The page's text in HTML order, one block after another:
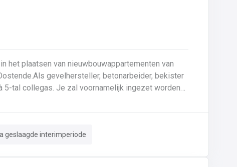
het plaatsen van nieuwbouwappartementen van
gevelhersteller, betonarbeider, bekister
tal collegas. Je zal voornamelijk ingezet worden
crepi bepleistering steenstrips hout
Beton is je 2de natuur en
geslaagde interimperiode